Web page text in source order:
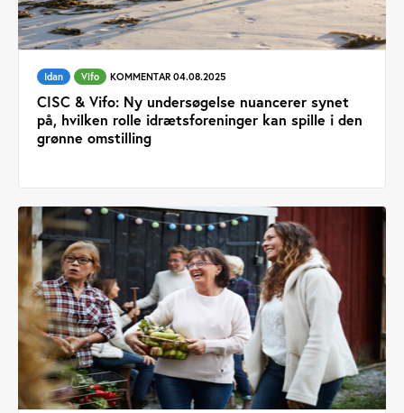
Idan Vifo KOMMENTAR 04.08.2025
CISC & Vifo: Ny undersøgelse nuancerer synet
på, hvilken rolle idrætsforeninger kan spille i den
grønne omstilling